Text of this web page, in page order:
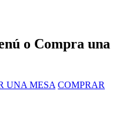
o Compra una
UNA MESA COMPRAR